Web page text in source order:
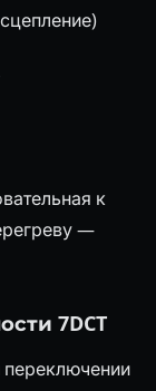
к
—
7DCT
переключении